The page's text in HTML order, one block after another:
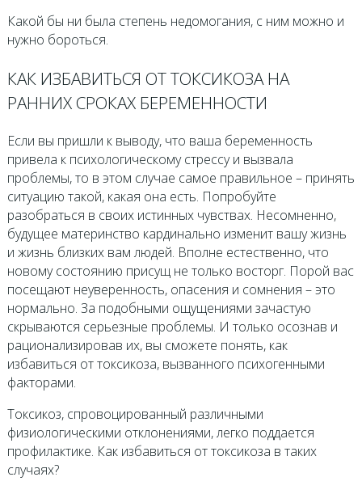
Какой бы ни была степень недомогания, с ним можно и
нужно бороться.
КАК ИЗБАВИТЬСЯ ОТ ТОКСИКОЗА НА
РАННИХ СРОКАХ БЕРЕМЕННОСТИ
Если вы пришли к выводу, что ваша беременность
привела к психологическому стрессу и вызвала
проблемы, то в этом случае самое правильное – принять
ситуацию такой, какая она есть. Попробуйте
разобраться в своих истинных чувствах. Несомненно,
будущее материнство кардинально изменит вашу жизнь
и жизнь близких вам людей. Вполне естественно, что
новому состоянию присущ не только восторг. Порой вас
посещают неуверенность, опасения и сомнения – это
нормально. За подобными ощущениями зачастую
скрываются серьезные проблемы. И только осознав и
рационализировав их, вы сможете понять, как
избавиться от токсикоза, вызванного психогенными
факторами.
Токсикоз, спровоцированный различными
физиологическими отклонениями, легко поддается
профилактике. Как избавиться от токсикоза в таких
случаях?